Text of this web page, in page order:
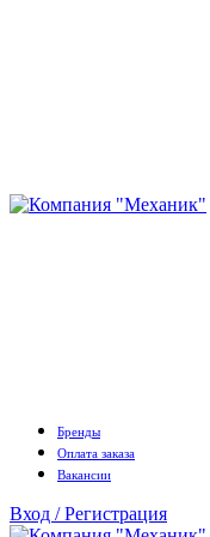
Бренды
Оплата заказа
Вакансии
Вход / Регистрация